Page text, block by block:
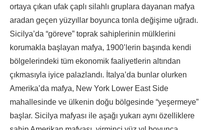
ortaya çıkan ufak çaplı silahlı gruplara dayanan mafya
aradan geçen yüzyıllar boyunca tonla değişime uğradı.
Sicilya’da “göreve” toprak sahiplerinin mülklerini
korumakla başlayan mafya, 1900’lerin başında kendi
bölgelerindeki tüm ekonomik faaliyetlerin altından
çıkmasıyla iyice palazlandı. İtalya’da bunlar olurken
Amerika’da mafya, New York Lower East Side
mahallesinde ve ülkenin doğu bölgesinde “yeşermeye”
başlar. Sicilya mafyası ile aşağı yukarı aynı özelliklere